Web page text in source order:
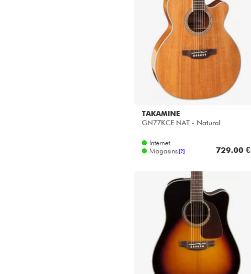
TAKAMINE
GN77KCE NAT - Natural
Internet
Magasins[?] 729.00 €